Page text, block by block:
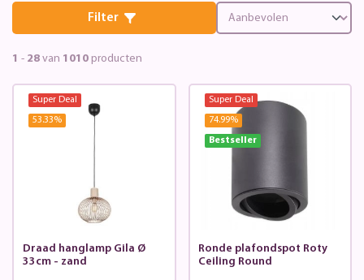
Filter
1 - 28 van 1010 producten
Super Deal
53.33%
Draad hanglamp Gila Ø
33cm - zand
Super Deal
74.99%
Bestseller
Ronde plafondspot Roty
Ceiling Round